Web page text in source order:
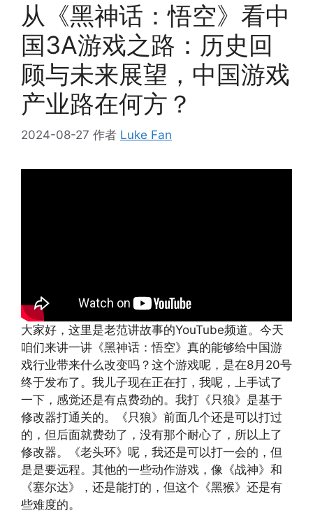
从《黑神话：悟空》看中
国3A游戏之路：历史回
顾与未来展望，中国游戏
产业路在何方？
2024-08-27 作者 Luke Fan
大家好，这里是老范讲故事的YouTube频道。今天
咱们来讲一讲《黑神话：悟空》真的能够给中国游
戏行业带来什么改变吗？这个游戏呢，是在8月20号
终于发布了。我儿子现在正在打，我呢，上手试了
一下，感觉还是有点费劲的。我打《只狼》是基于
修改器打通关的。《只狼》前面几个还是可以打过
的，但后面就费劲了，没有那个耐心了，所以上了
修改器。《老头环》呢，我还是可以打一会的，但
是是要远程。其他的一些动作游戏，像《战神》和
《塞尔达》，还是能打的，但这个《黑猴》还是有
些难度的。